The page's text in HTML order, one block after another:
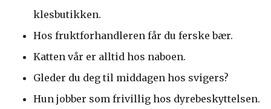
klesbutikken.
Hos fruktforhandleren får du ferske bær.
Katten vår er alltid hos naboen.
Gleder du deg til middagen hos svigers?
Hun jobber som frivillig hos dyrebeskyttelsen.